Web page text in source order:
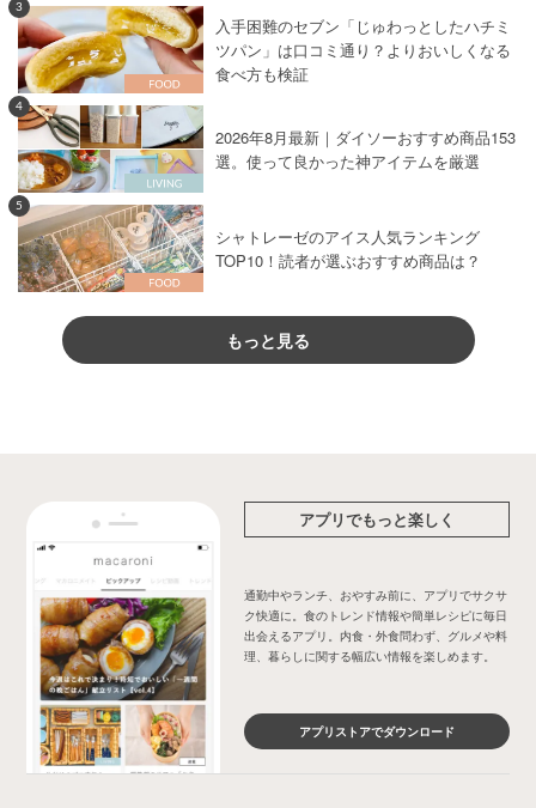
3
入手困難のセブン「じゅわっとしたハチミ
ツパン」は口コミ通り？よりおいしくなる
食べ方も検証
4
2026年8月最新｜ダイソーおすすめ商品153
選。使って良かった神アイテムを厳選
5
シャトレーゼのアイス人気ランキング
TOP10！読者が選ぶおすすめ商品は？
もっと見る
アプリでもっと楽しく
通勤中やランチ、おやすみ前に、アプリでサクサ
ク快適に。食のトレンド情報や簡単レシピに毎日
出会えるアプリ。内食・外食問わず、グルメや料
理、暮らしに関する幅広い情報を楽しめます。
アプリストアでダウンロード